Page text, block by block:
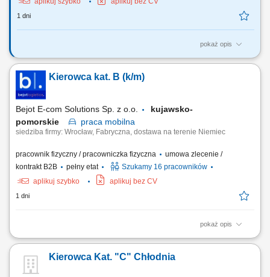
1 dni
pokaż opis
Twój zakres obowiązków RYNEK – Niemcy - jazda BEZ tachografu
Niemiec, załadunek i rozładunek mebli, praca zgodnie z
harmonogramem oraz instrukcjami przekazywanymi przez firmę,
korzystanie z firmowej aplikacji do obsługi zleceń,...
Kierowca kat. B (k/m)
Bejot E-com Solutions Sp. z o.o.
kujawsko-
pomorskie
praca mobilna
siedziba firmy: Wrocław, Fabryczna, dostawa na terenie Niemiec
pracownik fizyczny / pracowniczka fizyczna
umowa zlecenie /
kontrakt B2B
pełny etat
Szukamy 16 pracowników
aplikuj szybko
aplikuj bez CV
1 dni
pokaż opis
Opis stanowiska Twój dzień pracy to realizacja harmonogramu dostaw
dostawcze kat. B w obsadzie jednoosobowej, pracując w trybie bez
rejestracji czasu pracy przez tachograf. Odpowiadasz za fizyczny
Kierowca Kat. "C" Chłodnia